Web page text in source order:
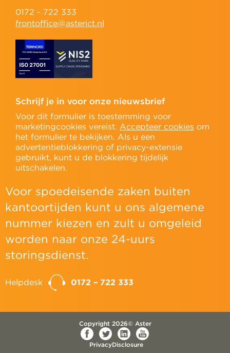
0172 - 722 333
frontoffice@asterict.nl
Schrijf je in voor onze nieuwsbrief
Voor dit formulier is toestemming voor
marketingcookies vereist. Accepteer cookies om
het formulier te bekijken. Als u een
advertentieblokkering of privacy-extensie
gebruikt, kunt u de blokkering tijdelijk
uitschakelen.
Voor spoedeisende zaken buiten
kantoortijden kunt u ons algemene
nummer kiezen en zult u omgeleid
worden naar onze 24-uurs
storingsdienst.
Helpdesk 0172 – 722 333
Copyright 2026© Aster
PrivacyDisclosure